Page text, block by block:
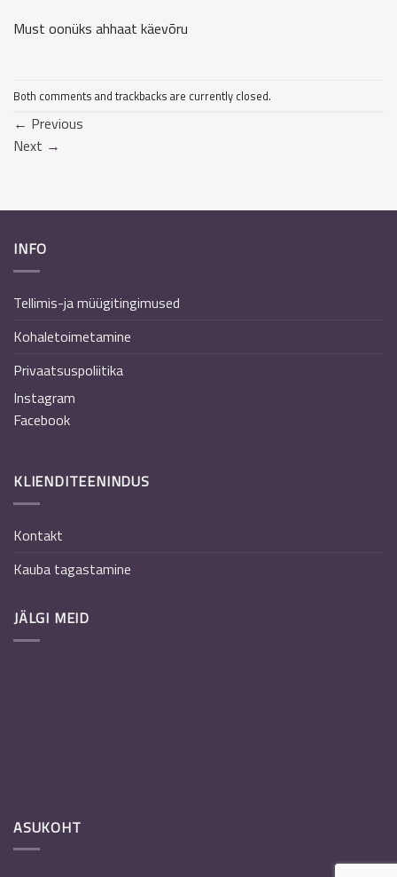
Must oonüks ahhaat käevõru
Both comments and trackbacks are currently closed.
← Previous
Next →
INFO
Tellimis-ja müügitingimused
Kohaletoimetamine
Privaatsuspoliitika
Instagram
Facebook
KLIENDITEENINDUS
Kontakt
Kauba tagastamine
JÄLGI MEID
ASUKOHT